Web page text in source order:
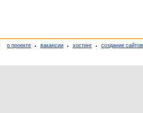
о проекте вакансии хостинг создание сайтов